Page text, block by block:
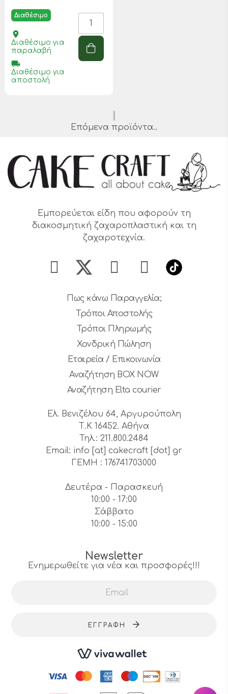
Διαθέσιμο
place
Διαθέσιμο για
παραλαβή
local_shipping
Διαθέσιμο για
αποστολή
Επόμενα προϊόντα..
Εμπορεύεται είδη που αφορούν τη
διακοσμητική ζαχαροπλαστική και τη
ζαχαροτεχνία.
Πως κάνω Παραγγελία;
Τρόποι Αποστολής
Τρόποι Πληρωμής
Χονδρική Πώληση
Εταιρεία / Επικοινωνία
Αναζήτηση BOX NOW
Αναζήτηση Elta courier
Ελ. Βενιζέλου 64, Αργυρούπολη
Τ.Κ 16452. Αθήνα
Τηλ.: 211.800.2484
Email: info [at] cakecraft [dot] gr
ΓΕΜΗ : 176741703000
Δευτέρα - Παρασκευή
10:00 - 17:00
Σάββατο
10:00 - 15:00
Newsletter
Ενημερωθείτε για νέα και προσφορές!!!
ΕΓΓΡΑΦΉ